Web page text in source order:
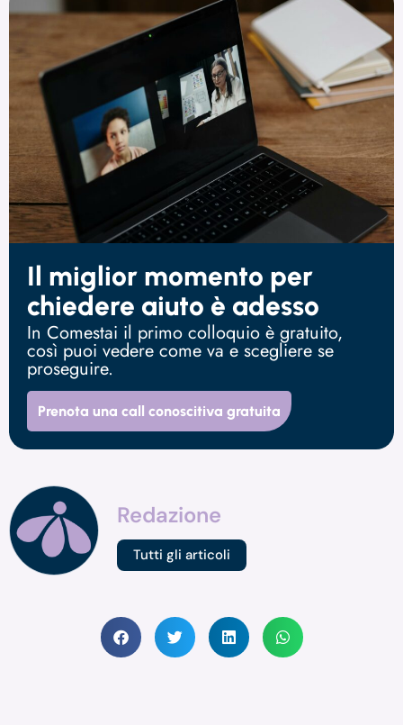
Il miglior momento per
chiedere aiuto è adesso
In Comestai il primo colloquio è gratuito,
così puoi vedere come va e scegliere se
proseguire.
Prenota una call conoscitiva gratuita
Redazione
Tutti gli articoli